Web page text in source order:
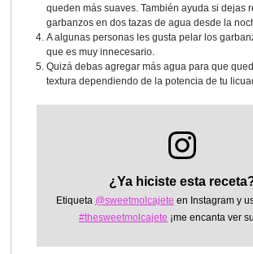
queden más suaves. También ayuda si dejas
garbanzos en dos tazas de agua desde la
A algunas personas les gusta pelar los
que es muy innecesario.
Quizá debas agregar más agua para que
textura dependiendo de la potencia de tu
¿Ya hiciste esta
Etiqueta @sweetmolcajete en Instagram y
#thesweetmolcajete ¡me encanta ver